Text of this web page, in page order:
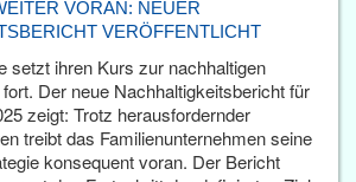
VORAN: NEUER
VERÖFFENTLICHT
setzt ihren Kurs zur nachhaltigen
Der neue Nachhaltigkeitsbericht für
zeigt: Trotz herausfordernder
treibt das Familienunternehmen seine
konsequent voran. Der Bericht